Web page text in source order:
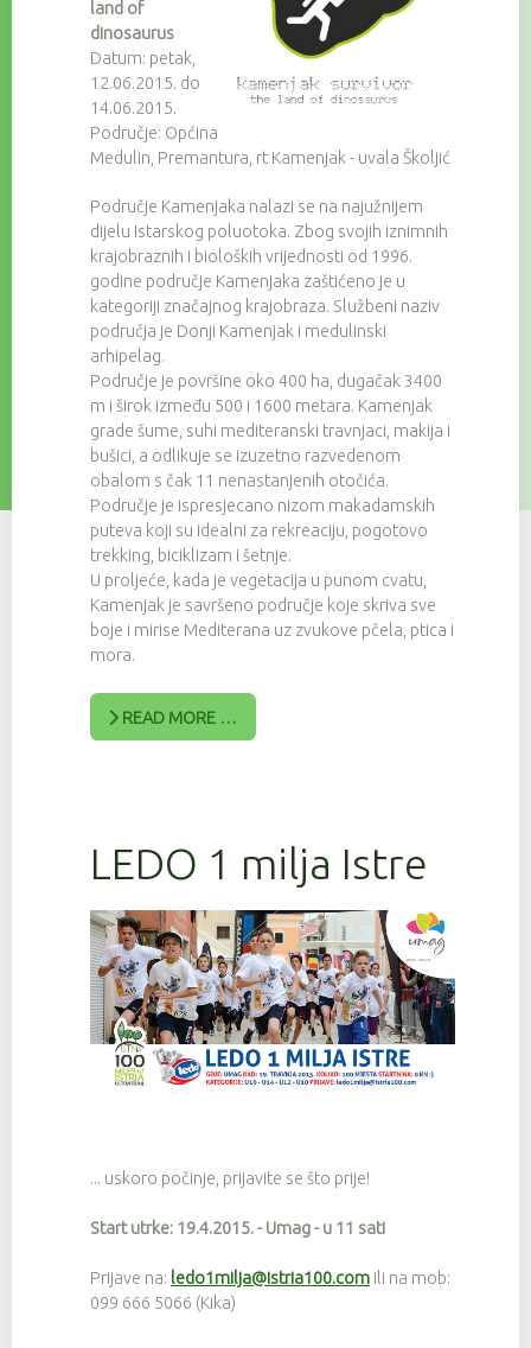
land of
dinosaurus
Datum: petak,
12.06.2015. do
14.06.2015.
Područje: Općina
Medulin, Premantura, rt Kamenjak - uvala Školjić
Područje Kamenjaka nalazi se na najužnijem
dijelu Istarskog poluotoka. Zbog svojih iznimnih
krajobraznih i bioloških vrijednosti od 1996.
godine područje Kamenjaka zaštićeno je u
kategoriji značajnog krajobraza. Službeni naziv
područja je Donji Kamenjak i medulinski
arhipelag.
Područje je površine oko 400 ha, dugačak 3400
m i širok između 500 i 1600 metara. Kamenjak
grade šume, suhi mediteranski travnjaci, makija i
bušici, a odlikuje se izuzetno razvedenom
obalom s čak 11 nenastanjenih otočića.
Područje je ispresjecano nizom makadamskih
puteva koji su idealni za rekreaciju, pogotovo
trekking, biciklizam i šetnje.
U proljeće, kada je vegetacija u punom cvatu,
Kamenjak je savršeno područje koje skriva sve
boje i mirise Mediterana uz zvukove pčela, ptica i
mora.
READ MORE …
LEDO 1 milja Istre
... uskoro počinje, prijavite se što prije!
Start utrke: 19.4.2015. - Umag - u 11 sati
Prijave na: ledo1milja@istria100.com ili na mob:
099 666 5066 (Kika)